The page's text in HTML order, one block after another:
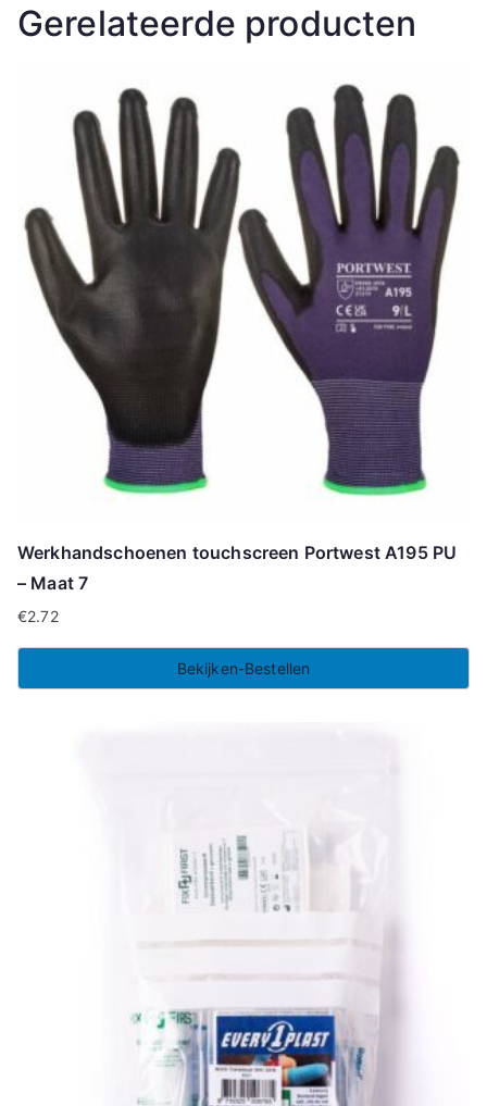
Gerelateerde producten
Werkhandschoenen touchscreen Portwest A195 PU
– Maat 7
€2.72
Bekijken-Bestellen